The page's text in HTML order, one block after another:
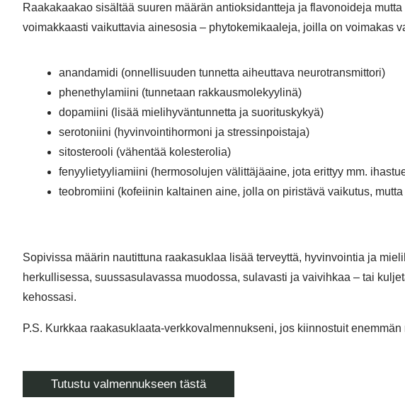
Raakakaakao sisältää suuren määrän antioksidantteja ja flavonoideja
voimakkaasti vaikuttavia ainesosia – phytokemikaaleja, joilla on voimakas
anandamidi (onnellisuuden tunnetta aiheuttava neurotransmittori)
phenethylamiini (tunnetaan rakkausmolekyylinä)
dopamiini (lisää mielihyväntunnetta ja suorituskykyä)
serotoniini (hyvinvointihormoni ja stressinpoistaja)
sitosterooli (vähentää kolesterolia)
fenyylietyyliamiini (hermosolujen välittäjäaine, jota erittyy mm.
teobromiini (kofeiinin kaltainen aine, jolla on piristävä vaikutus,
Sopivissa määrin nautittuna raakasuklaa lisää terveyttä, hyvinvointia ja
herkullisessa, suussasulavassa muodossa, sulavasti ja vaivihkaa – tai
kehossasi.
P.S. Kurkkaa raakasuklaata-verkkovalmennukseni, jos kiinnostuit
Tutustu valmennukseen tästä